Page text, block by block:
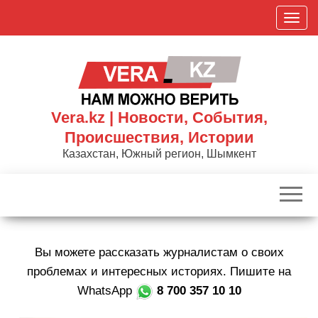
П
о
к
р
Vera.kz | Новости, События,
Происшествия, Истории
Казахстан, Южный регион, Шымкент
Вы можете рассказать журналистам о своих
проблемах и интересных историях. Пишите на
WhatsApp
8 700 357 10 10